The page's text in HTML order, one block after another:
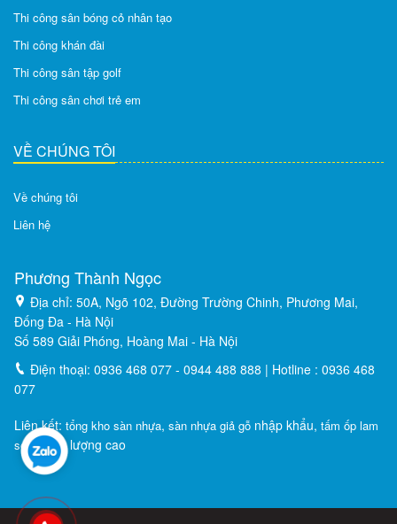
Thi công sân bóng cỏ nhân tạo
Thi công khán đài
Thi công sân tập golf
Thi công sân chơi trẻ em
VỀ CHÚNG TÔI
Về chúng tôi
Liên hệ
Phương Thành Ngọc
Địa chỉ: 50A, Ngõ 102, Đường Trường Chinh, Phương Mai,
Đống Đa - Hà Nội
Số 589 Giải Phóng, Hoàng Mai - Hà Nội
Điện thoại: 0936 468 077 - 0944 488 888 | Hotline : 0936 468
077
Liên kết: tổng kho sàn nhựa, sàn nhựa giả gỗ nhập khẩu, tấm ốp lam
sóngchất lượng cao